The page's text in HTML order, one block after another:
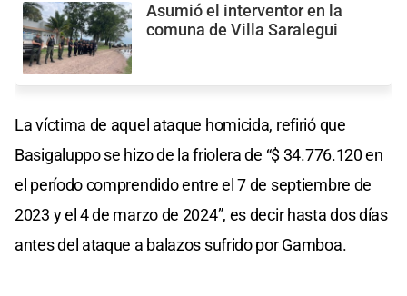
Asumió el interventor en la
comuna de Villa Saralegui
La víctima de aquel ataque homicida, refirió que
Basigaluppo se hizo de la friolera de “$ 34.776.120 en
el período comprendido entre el 7 de septiembre de
2023 y el 4 de marzo de 2024”, es decir hasta dos días
antes del ataque a balazos sufrido por Gamboa.